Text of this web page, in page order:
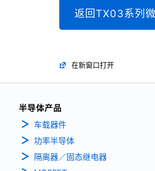
返回TX03系列
在新窗口打开
半导体产品
车载器件
功率半导体
隔离器／固态继电器